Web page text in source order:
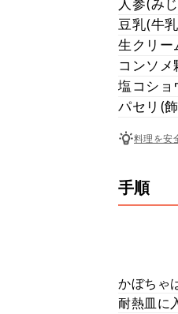
人参(み
豆乳(牛
生クリー
コンソメ
塩コショ
パセリ(
料理を安
手順
かぼちゃ
耐熱皿に